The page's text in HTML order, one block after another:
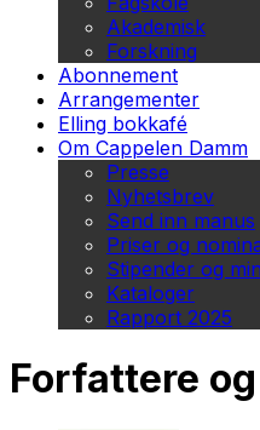
Akademisk
Forskning
Abonnement
Arrangementer
Elling bokkafé
Om Cappelen Damm
Presse
Nyhetsbrev
Send inn manus
Priser og
Stipender og
Kataloger
Rapport 2025
Forfattere